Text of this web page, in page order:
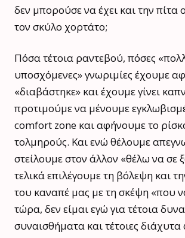
δεν μπορούσε να έχει και την πίτα
τον σκύλο χορτάτο;
Πόσα τέτοια ραντεβού, πόσες
υποσχόμενες» γνωριμίες έχουμε
«διαβάστηκε» και έχουμε γίνει
προτιμούμε να μένουμε
comfort zone και αφήνουμε το
τολμηρούς. Και ενώ θέλουμε
στείλουμε στον άλλον «θέλω να σε
τελικά επιλέγουμε τη βόλεψη και
του καναπέ μας με τη σκέψη «που
τώρα, δεν είμαι εγώ για τέτοια
συναισθήματα και τέτοιες διάχυτα